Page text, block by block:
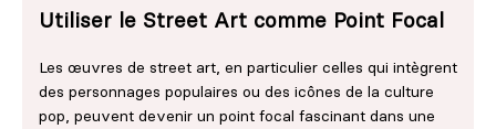
Utiliser le Street Art comme Point Focal
Les œuvres de street art, en particulier celles qui intègrent
des personnages populaires ou des icônes de la culture
pop, peuvent devenir un point focal fascinant dans une